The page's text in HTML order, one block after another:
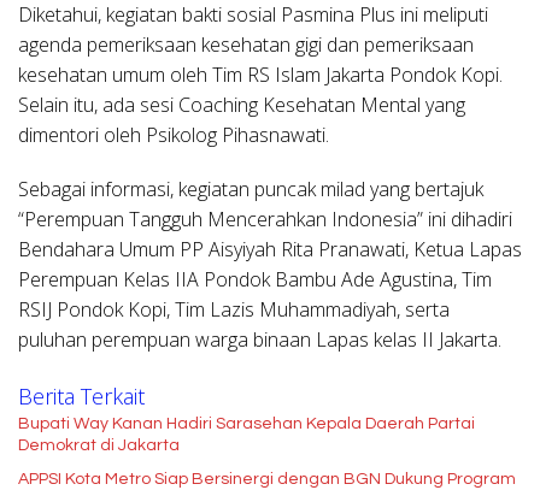
Diketahui, kegiatan bakti sosial Pasmina Plus ini meliputi
agenda pemeriksaan kesehatan gigi dan pemeriksaan
kesehatan umum oleh Tim RS Islam Jakarta Pondok Kopi.
Selain itu, ada sesi Coaching Kesehatan Mental yang
dimentori oleh Psikolog Pihasnawati.
Sebagai informasi, kegiatan puncak milad yang bertajuk
“Perempuan Tangguh Mencerahkan Indonesia” ini dihadiri
Bendahara Umum PP Aisyiyah Rita Pranawati, Ketua Lapas
Perempuan Kelas IIA Pondok Bambu Ade Agustina, Tim
RSIJ Pondok Kopi, Tim Lazis Muhammadiyah, serta
puluhan perempuan warga binaan Lapas kelas II Jakarta.
Berita Terkait
Bupati Way Kanan Hadiri Sarasehan Kepala Daerah Partai
Demokrat di Jakarta
APPSI Kota Metro Siap Bersinergi dengan BGN Dukung Program